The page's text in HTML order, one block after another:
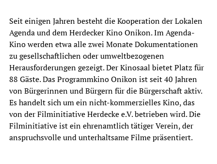
Seit einigen Jahren besteht die Kooperation der Lokalen
Agenda und dem Herdecker Kino Onikon. Im Agenda-
Kino werden etwa alle zwei Monate Dokumentationen
zu gesellschaftlichen oder umweltbezogenen
Herausforderungen gezeigt. Der Kinosaal bietet Platz für
88 Gäste. Das Programmkino Onikon ist seit 40 Jahren
von Bürgerinnen und Bürgern für die Bürgerschaft aktiv.
Es handelt sich um ein nicht-kommerzielles Kino, das
von der Filminitiative Herdecke e.V. betrieben wird. Die
Filminitiative ist ein ehrenamtlich tätiger Verein, der
anspruchsvolle und unterhaltsame Filme präsentiert.